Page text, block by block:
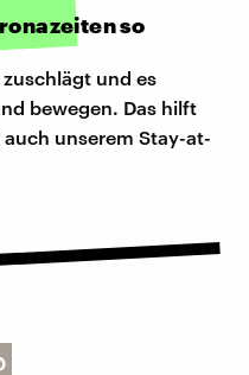
so
und es
bewegen. Das hilft
unserem Stay-at-